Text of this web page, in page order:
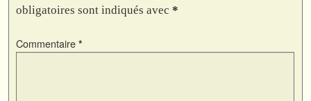
obligatoires sont indiqués avec *
Commentaire *